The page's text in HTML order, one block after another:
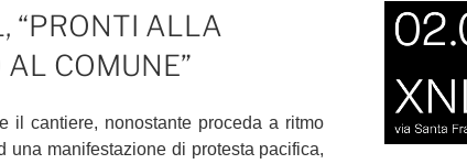
“PRONTI ALLA
COMUNE”
il cantiere, nonostante proceda a ritmo
una manifestazione di protesta pacifica,